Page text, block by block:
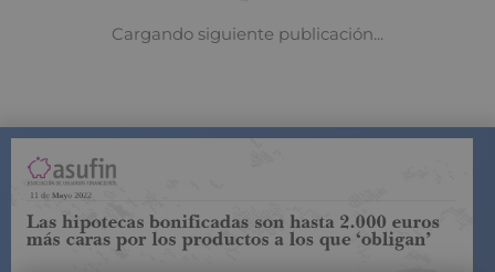
COMPARADOR DE SEGUROS DE VIDASUJETO A LA
REGULACIÓN DE LA DIRECCIÓN GENERAL DE
SEGUROS